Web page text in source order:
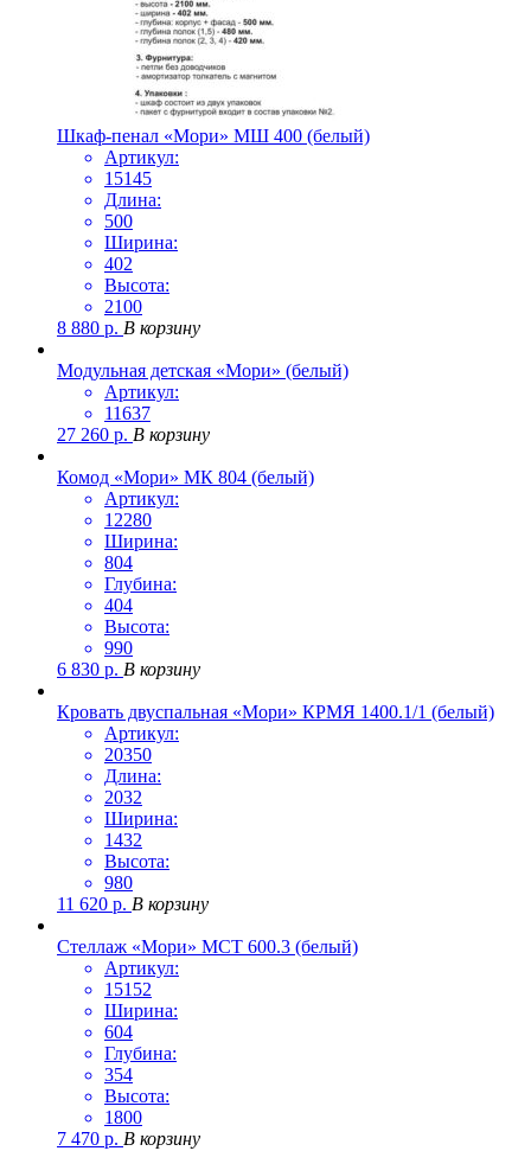
Шкаф-пенал «Мори» МШ 400 (белый)
Артикул:
15145
Длина:
500
Ширина:
402
Высота:
2100
8 880 р. В корзину
Модульная детская «Мори» (белый)
Артикул:
11637
27 260 р. В корзину
Комод «Мори» МК 804 (белый)
Артикул:
12280
Ширина:
804
Глубина:
404
Высота:
990
6 830 р. В корзину
Кровать двуспальная «Мори» КРМЯ 1400.1/1 (белый)
Артикул:
20350
Длина:
2032
Ширина:
1432
Высота:
980
11 620 р. В корзину
Стеллаж «Мори» МСТ 600.3 (белый)
Артикул:
15152
Ширина:
604
Глубина:
354
Высота:
1800
7 470 р. В корзину